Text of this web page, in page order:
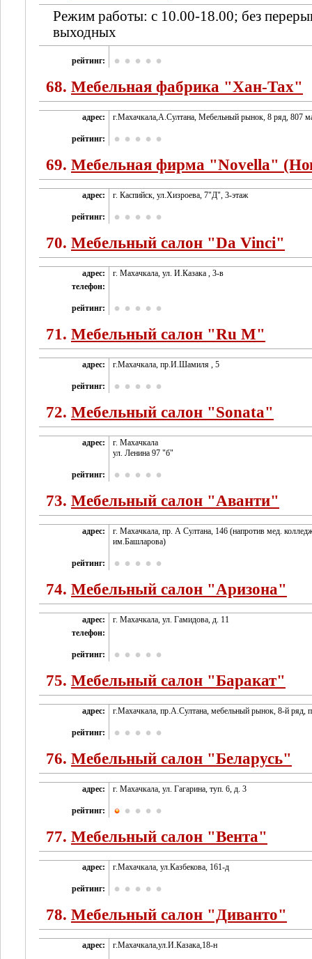
Режим работы: с 10.00-18.00; без
выходных
рейтинг:
68. Мебельная фабрика "Хан-Тах"
адрес: г.Махачкала,А.Султана, Мебельный рынок, 8 ряд, 807
рейтинг:
69. Мебельная фирма "Novella"
адрес: г. Каспийск, ул.Хизроева, 7"Д", 3-этаж
рейтинг:
70. Мебельный салон "Da Vinci"
адрес:
г. Махачкала, ул. И.Казака , 3-в
телефон:
рейтинг:
71. Мебельный салон "Ru M"
адрес: г.Махачкала, пр.И.Шамиля , 5
рейтинг:
72. Мебельный салон "Sonata"
адрес:
г. Махачкала
ул. Ленина 97 "б"
рейтинг:
73. Мебельный салон "Аванти"
адрес:
г. Махачкала, пр. А Султана, 146 (напротив мед.
им.Башларова)
рейтинг:
74. Мебельный салон "Аризона"
адрес:
г. Махачкала, ул. Гамидова, д. 11
телефон:
рейтинг:
75. Мебельный салон "Баракат"
адрес: г.Махачкала, пр.А.Султана, мебельный рынок, 8-й ряд,
рейтинг:
76. Мебельный салон "Беларусь"
адрес: г. Махачкала, ул. Гагарина, туп. 6, д. 3
рейтинг:
77. Мебельный салон "Вента"
адрес: г.Махачкала, ул.Казбекова, 161-д
рейтинг:
78. Мебельный салон "Диванто"
адрес: г.Махачкала,ул.И.Казака,18-н